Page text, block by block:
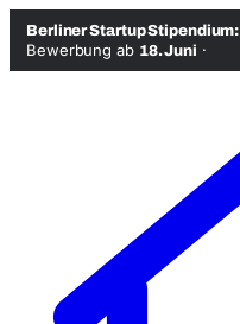
Berliner Startup Stipendium:
Bewerbung ab 18. Juni ·